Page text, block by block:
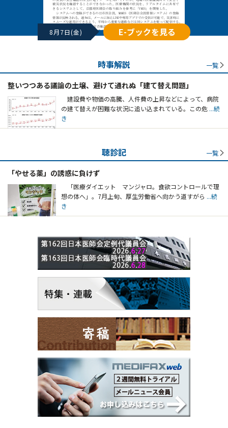
8月7日(金) E-ブックを見る
時事解説 一覧
整いつつある議論の土壌、避けて通れぬ「建て替え問題」
建設費や物価の高騰、人件費の上昇などによって、病院
の建て替えが困難な状況に追い込まれている。この危 ...続
き
聴診記 一覧
「やせる薬」の誘惑に負けず
「医療ダイエット マンジャロ。食欲コントロールで理
想の体へ」。7月上旬、厚生労働省へ向かう道すがら ...続
き